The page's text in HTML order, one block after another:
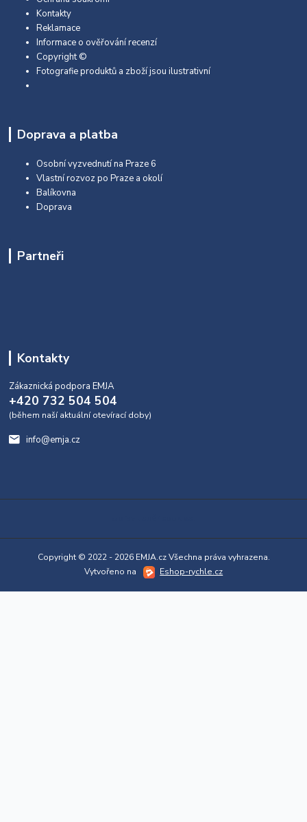
Kontakty
Reklamace
Informace o ověřování recenzí
Copyright ©
Fotografie produktů a zboží jsou ilustrativní
Doprava a platba
Osobní vyzvednutí na Praze 6
Vlastní rozvoz po Praze a okolí
Balíkovna
Doprava
Partneři
Kontakty
Zákaznická podpora EMJA
+420 732 504 504
(během naší aktuální otevírací doby)
info@emja.cz
Copyright © 2022 - 2026 EMJA.cz Všechna práva vyhrazena.
Vytvořeno na
Eshop-rychle.cz